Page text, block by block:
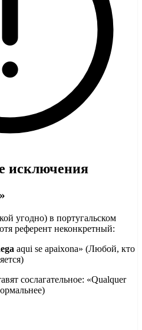
исключения
угодно) в португальском
референт неконкретный:
aqui se apaixona» (Любой, кто
сослагательное: «Qualquer